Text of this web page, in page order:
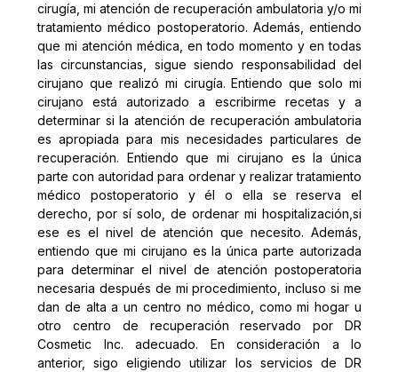
cirugía, mi atención de recuperación ambulatoria y/o mi
tratamiento médico postoperatorio. Además, entiendo
que mi atención médica, en todo momento y en todas
las circunstancias, sigue siendo responsabilidad del
cirujano que realizó mi cirugía. Entiendo que solo mi
cirujano está autorizado a escribirme recetas y a
determinar si la atención de recuperación ambulatoria
es apropiada para mis necesidades particulares de
recuperación. Entiendo que mi cirujano es la única
parte con autoridad para ordenar y realizar tratamiento
médico postoperatorio y él o ella se reserva el
derecho, por sí solo, de ordenar mi hospitalización,si
ese es el nivel de atención que necesito. Además,
entiendo que mi cirujano es la única parte autorizada
para determinar el nivel de atención postoperatoria
necesaria después de mi procedimiento, incluso si me
dan de alta a un centro no médico, como mi hogar u
otro centro de recuperación reservado por DR
Cosmetic Inc. adecuado. En consideración a lo
anterior, sigo eligiendo utilizar los servicios de DR